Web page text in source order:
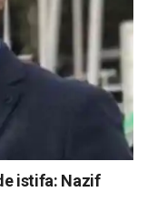
istifa: Nazif